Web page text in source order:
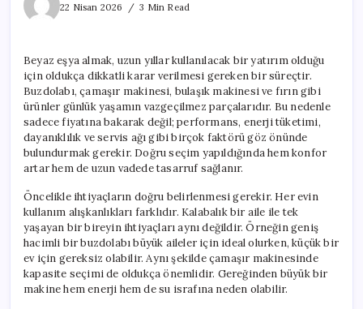
22 Nisan 2026
3 Min Read
Edilir?
için
Beyaz eşya almak, uzun yıllar kullanılacak bir yatırım olduğu
için oldukça dikkatli karar verilmesi gereken bir süreçtir.
Buzdolabı, çamaşır makinesi, bulaşık makinesi ve fırın gibi
ürünler günlük yaşamın vazgeçilmez parçalarıdır. Bu nedenle
sadece fiyatına bakarak değil; performans, enerji tüketimi,
dayanıklılık ve servis ağı gibi birçok faktörü göz önünde
bulundurmak gerekir. Doğru seçim yapıldığında hem konfor
artar hem de uzun vadede tasarruf sağlanır.
Öncelikle ihtiyaçların doğru belirlenmesi gerekir. Her evin
kullanım alışkanlıkları farklıdır. Kalabalık bir aile ile tek
yaşayan bir bireyin ihtiyaçları aynı değildir. Örneğin geniş
hacimli bir buzdolabı büyük aileler için ideal olurken, küçük bir
ev için gereksiz olabilir. Aynı şekilde çamaşır makinesinde
kapasite seçimi de oldukça önemlidir. Gereğinden büyük bir
makine hem enerji hem de su israfına neden olabilir.